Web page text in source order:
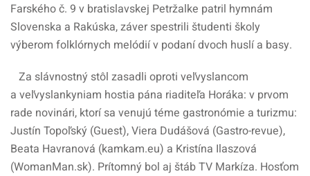
Farského č. 9 v bratislavskej Petržalke patril hymnám
Slovenska a Rakúska, záver spestrili študenti školy
výberom folklórnych melódií v podaní dvoch huslí a basy.
Za slávnostný stôl zasadli oproti veľvyslancom
a veľvyslankyniam hostia pána riaditeľa Horáka: v prvom
rade novinári, ktorí sa venujú téme gastronómie a turizmu:
Justín Topoľský (Guest), Viera Dudášová (Gastro-revue),
Beata Havranová (kamkam.eu) a Kristína Ilaszová
(WomanMan.sk). Prítomný bol aj štáb TV Markíza. Hosťom